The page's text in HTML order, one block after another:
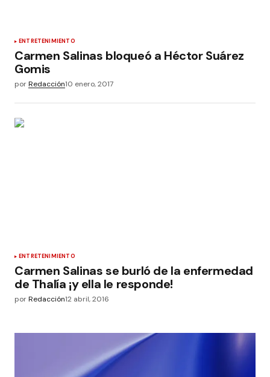
ENTRETENIMIENTO
Carmen Salinas bloqueó a Héctor Suárez
Gomis
porRedacción10 enero, 2017
ENTRETENIMIENTO
Carmen Salinas se burló de la enfermedad
de Thalía ¡y ella le responde!
porRedacción12 abril, 2016